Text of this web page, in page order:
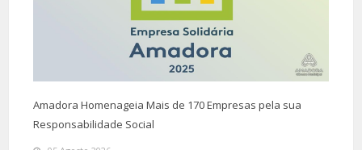
Amadora Homenageia Mais de 170 Empresas pela sua
Responsabilidade Social